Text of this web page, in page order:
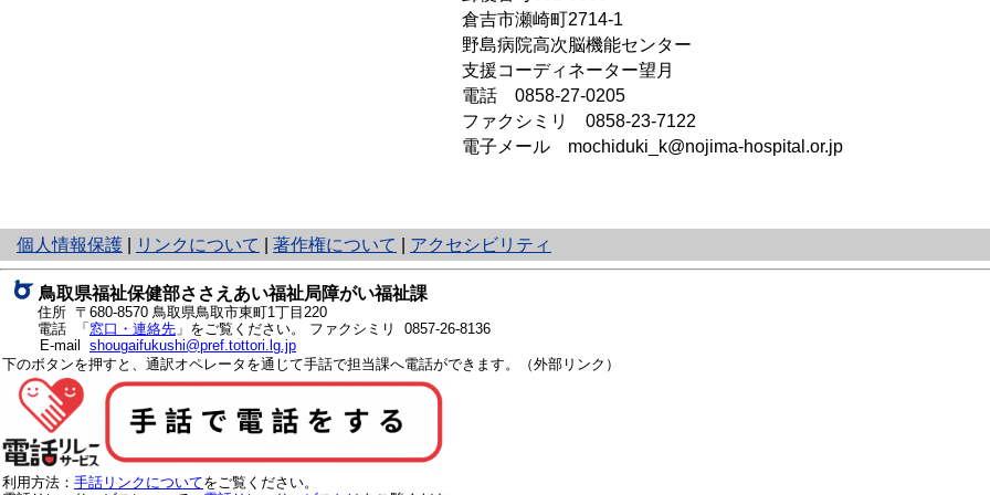
倉吉市瀬崎町2714-1
野島病院高次脳機能センター
支援コーディネーター望月
電話 0858-27-0205
ファクシミリ 0858-23-7122
電子メール mochiduki_k@nojima-hospital.or.jp
個人情報保護
と
り
ネ
ッ
ト
へ
の
リンクについて 著作権について アクセシビリティ
鳥取県福祉保健部ささえあい福祉局障がい福祉課
住所 〒680-8570 鳥取県鳥取市東町1丁目220
電話 「 窓口・連絡先 」をご覧ください。
ファクシミリ 0857-26-8136
E-mail shougaifukushi@pref.tottori.lg.jp
下のボタンを押すと、通訳オペレータを通じて手話で担当課へ電話ができます。（外部リンク）
利用方法： 手話リンクについてをご覧ください。